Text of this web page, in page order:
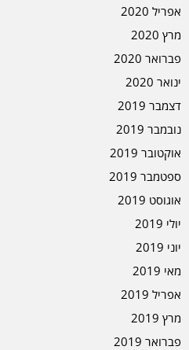
אפריל 2020
מרץ 2020
פברואר 2020
ינואר 2020
דצמבר 2019
נובמבר 2019
אוקטובר 2019
ספטמבר 2019
אוגוסט 2019
יולי 2019
יוני 2019
מאי 2019
אפריל 2019
מרץ 2019
פברואר 2019